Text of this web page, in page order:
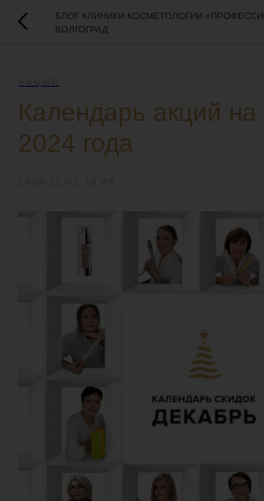
БЛОГ КЛИНИКИ КОСМЕТОЛОГИИ
ВОЛГОГРАД
Календарь акций на
2024 года